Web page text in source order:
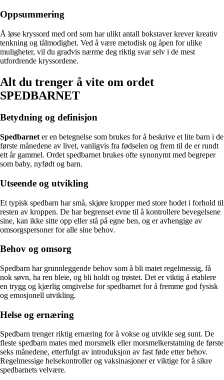
Oppsummering
Å løse kryssord med ord som har ulikt antall bokstaver krever kreativ
tenkning og tålmodighet. Ved å være metodisk og åpen for ulike
muligheter, vil du gradvis nærme deg riktig svar selv i de mest
utfordrende kryssordene.
Alt du trenger å vite om ordet
SPEDBARNET
Betydning og definisjon
Spedbarnet er en betegnelse som brukes for å beskrive et lite barn i de
første månedene av livet, vanligvis fra fødselen og frem til de er rundt
ett år gammel. Ordet spedbarnet brukes ofte synonymt med begreper
som baby, nyfødt og barn.
Utseende og utvikling
Et typisk spedbarn har små, skjøre kropper med store hodet i forhold til
resten av kroppen. De har begrenset evne til å kontrollere bevegelsene
sine, kan ikke sitte opp eller stå på egne ben, og er avhengige av
omsorgspersoner for alle sine behov.
Behov og omsorg
Spedbarn har grunnleggende behov som å bli matet regelmessig, få
nok søvn, ha ren bleie, og bli holdt og trøstet. Det er viktig å etablere
en trygg og kjærlig omgivelse for spedbarnet for å fremme god fysisk
og emosjonell utvikling.
Helse og ernæring
Spedbarn trenger riktig ernæring for å vokse og utvikle seg sunt. De
fleste spedbarn mates med morsmelk eller morsmelkerstatning de første
seks månedene, etterfulgt av introduksjon av fast føde etter behov.
Regelmessige helsekontroller og vaksinasjoner er viktige for å sikre
spedbarnets velvære.